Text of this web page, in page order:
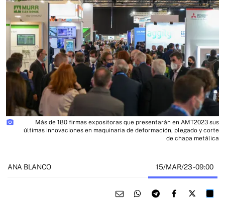
photo_camera
Más de 180 firmas expositoras que presentarán en AMT2023 sus
últimas innovaciones en maquinaria de deformación, plegado y corte
de chapa metálica
ANA BLANCO 15/MAR/23- 09:00